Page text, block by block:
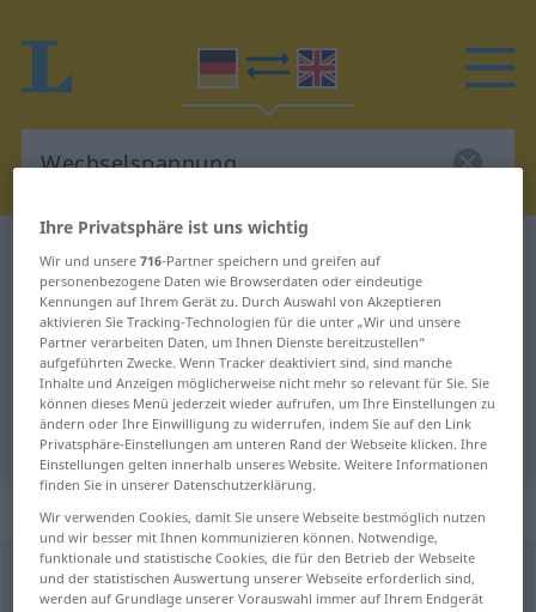
Deutsch-Englisch Wörterbuch Wechselspannung
Deutsch-Englisch Übersetzung für
"Wechselspannung"
"Wechselspannung" Englisch
Übersetzung
„Wechselspannung“: Femininum
Wechselspannungf
Ihre Privatsphäre ist uns wichtig
Wir und unsere716-Partner speichern und greifen auf
personenbezogene Daten wie Browserdaten oder eindeutige
Kennungen auf Ihrem Gerät zu. Durch Auswahl von Akzeptieren
aktivieren Sie Tracking-Technologien für die unter „Wir und unsere
Partner verarbeiten Daten, um Ihnen Dienste bereitzustellen“
aufgeführten Zwecke. Wenn Tracker deaktiviert sind, sind manche
Inhalte und Anzeigen möglicherweise nicht mehr so relevant für Sie. Sie
können dieses Menü jederzeit wieder aufrufen, um Ihre Einstellungen zu
ändern oder Ihre Einwilligung zu widerrufen, indem Sie auf den Link
Privatsphäre-Einstellungen am unteren Rand der Webseite klicken. Ihre
Einstellungen gelten innerhalb unseres Website. Weitere Informationen
finden Sie in unserer Datenschutzerklärung.
Wir verwenden Cookies, damit Sie unsere Webseite bestmöglich nutzen
und wir besser mit Ihnen kommunizieren können. Notwendige,
funktionale und statistische Cookies, die für den Betrieb der Webseite
und der statistischen Auswertung unserer Webseite erforderlich sind,
werden auf Grundlage unserer Vorauswahl immer auf Ihrem Endgerät